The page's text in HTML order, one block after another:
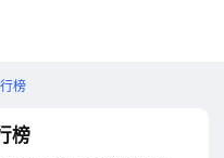
榜
榜